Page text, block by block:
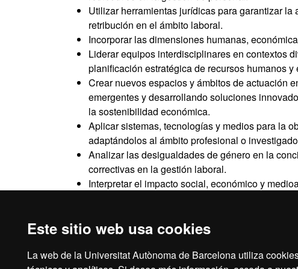
Este sitio web usa cookies
La web de la Universitat Autònoma de Barcelona utiliza
Utilizar herramientas jurídicas para garantizar
retribución en el ámbito laboral.
Incorporar las dimensiones humanas,
Liderar equipos interdisciplinares en contextos
planificación estratégica de recursos humanos
Crear nuevos espacios y ámbitos de actuación
emergentes y desarrollando soluciones
la sostenibilidad económica.
Aplicar sistemas, tecnologías y medios para la
adaptándolos al ámbito profesional o
Analizar las desigualdades de género en la
correctivas en la gestión laboral.
Interpretar el impacto social, económico y
Aviso legal Protección